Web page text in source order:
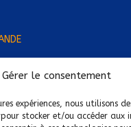
Gérer le consentement
expériences, nous utilisons
pour stocker et/ou accéder aux
·e Régional·e !
de chez vous !